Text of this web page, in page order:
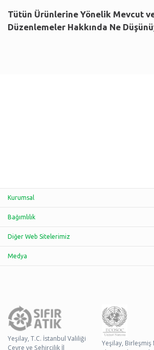
Tütün Ürünlerine Yönelik Mevcut
Düzenlemeler Hakkında Ne
Kurumsal
Bağımlılık
Diğer Web Sitelerimiz
Medya
Yeşilay, T.C. İstanbul Valiliği
Çevre ve Şehircilik İl
Yeşilay, Birleşmiş